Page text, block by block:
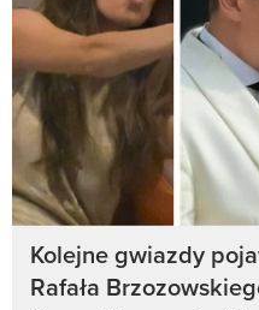
Kolejne gwiazdy
Rafała